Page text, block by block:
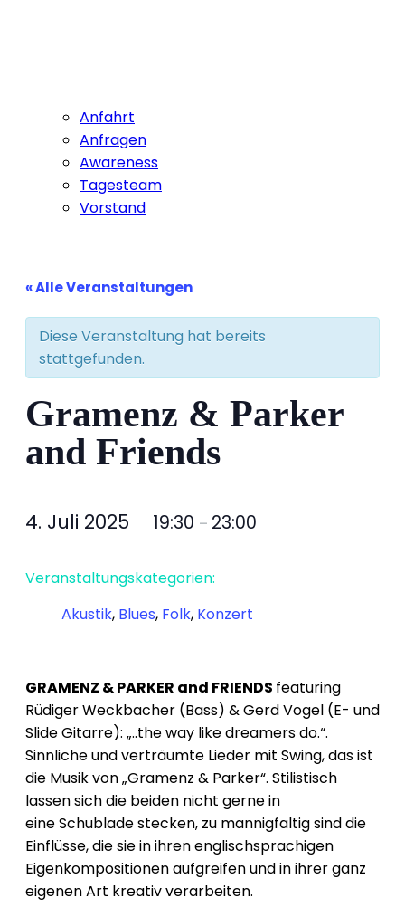
Anfahrt
Anfragen
Awareness
Tagesteam
Vorstand
« Alle Veranstaltungen
Diese Veranstaltung hat bereits
stattgefunden.
Gramenz & Parker
and Friends
4. Juli 2025 19:30 – 23:00
Veranstaltungskategorien:
Akustik, Blues, Folk, Konzert
GRAMENZ & PARKER and FRIENDS featuring
Rüdiger Weckbacher (Bass) & Gerd Vogel (E- und
Slide Gitarre): „..the way like dreamers do.“.
Sinnliche und verträumte Lieder mit Swing, das ist
die Musik von „Gramenz & Parker“. Stilistisch
lassen sich die beiden nicht gerne in
eine Schublade stecken, zu mannigfaltig sind die
Einflüsse, die sie in ihren englischsprachigen
Eigenkompositionen aufgreifen und in ihrer ganz
eigenen Art kreativ verarbeiten.